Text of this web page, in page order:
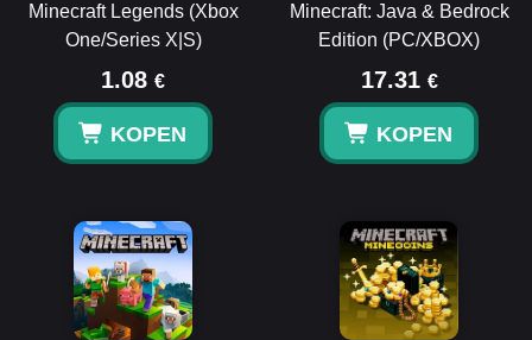
Minecraft Legends (Xbox
One/Series X|S)
1.08 €
KOPEN
Minecraft: Java & Bedrock
Edition (PC/XBOX)
17.31 €
KOPEN